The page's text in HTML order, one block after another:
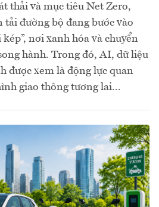
thải và mục tiêu Net Zero,
tải đường bộ đang bước vào
nơi xanh hóa và chuyển
hành. Trong đó, AI, dữ liệu
được xem là động lực quan
giao thông tương lai...